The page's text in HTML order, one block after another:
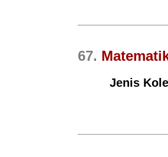
67.
Jenis